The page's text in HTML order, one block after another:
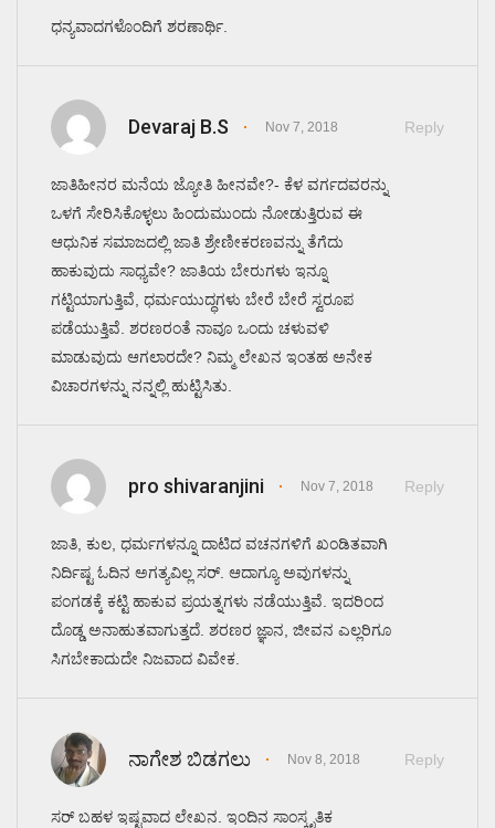
ಧನ್ಯವಾದಗಳೊಂದಿಗೆ ಶರಣಾರ್ಥಿ.
Devaraj B.S Nov 7, 2018 Reply
ಜಾತಿಹೀನರ ಮನೆಯ ಜ್ಯೋತಿ ಹೀನವೇ?- ಕೆಳ ವರ್ಗದವರನ್ನು
ಒಳಗೆ ಸೇರಿಸಿಕೊಳ್ಳಲು ಹಿಂದುಮುಂದು ನೋಡುತ್ತಿರುವ ಈ
ಆಧುನಿಕ ಸಮಾಜದಲ್ಲಿ ಜಾತಿ ಶ್ರೇಣೀಕರಣವನ್ನು ತೆಗೆದು
ಹಾಕುವುದು ಸಾಧ್ಯವೇ? ಜಾತಿಯ ಬೇರುಗಳು ಇನ್ನೂ
ಗಟ್ಟಿಯಾಗುತ್ತಿವೆ, ಧರ್ಮಯುದ್ಧಗಳು ಬೇರೆ ಬೇರೆ ಸ್ವರೂಪ
ಪಡೆಯುತ್ತಿವೆ. ಶರಣರಂತೆ ನಾವೂ ಒಂದು ಚಳುವಳಿ
ಮಾಡುವುದು ಆಗಲಾರದೇ? ನಿಮ್ಮ ಲೇಖನ ಇಂತಹ ಅನೇಕ
ವಿಚಾರಗಳನ್ನು ನನ್ನಲ್ಲಿ ಹುಟ್ಟಿಸಿತು.
pro shivaranjini Nov 7, 2018 Reply
ಜಾತಿ, ಕುಲ, ಧರ್ಮಗಳನ್ನೂ ದಾಟಿದ ವಚನಗಳಿಗೆ ಖಂಡಿತವಾಗಿ
ನಿರ್ದಿಷ್ಟ ಓದಿನ ಅಗತ್ಯವಿಲ್ಲ ಸರ್. ಆದಾಗ್ಯೂ ಅವುಗಳನ್ನು
ಪಂಗಡಕ್ಕೆ ಕಟ್ಟಿ ಹಾಕುವ ಪ್ರಯತ್ನಗಳು ನಡೆಯುತ್ತಿವೆ. ಇದರಿಂದ
ದೊಡ್ಡ ಅನಾಹುತವಾಗುತ್ತದೆ. ಶರಣರ ಜ್ಞಾನ, ಜೀವನ ಎಲ್ಲರಿಗೂ
ಸಿಗಬೇಕಾದುದೇ ನಿಜವಾದ ವಿವೇಕ.
ನಾಗೇಶ ಬಿಡಗಲು Nov 8, 2018 Reply
ಸರ್ ಬಹಳ ಇಷ್ಟವಾದ ಲೇಖನ. ಇಂದಿನ ಸಾಂಸ್ಕೃತಿಕ